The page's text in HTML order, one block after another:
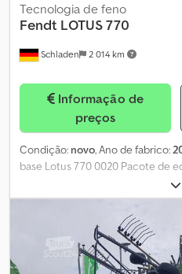
Schladen 2 014 km
Tecnologia de feno
Fendt LOTUS 770
Informação de
preços
Condição: novo, Ano de fabrico:
base Lotus 770 0020 Pacote de
cardan padrão montado
elétrica LED